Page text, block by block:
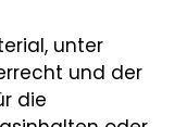
unter
und der
die